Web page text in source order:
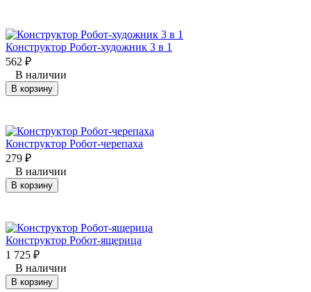
Конструктор Робот-художник 3 в 1
562 ₽
В наличии
В корзину
Конструктор Робот-черепаха
279 ₽
В наличии
В корзину
Конструктор Робот-ящерица
1 725 ₽
В наличии
В корзину